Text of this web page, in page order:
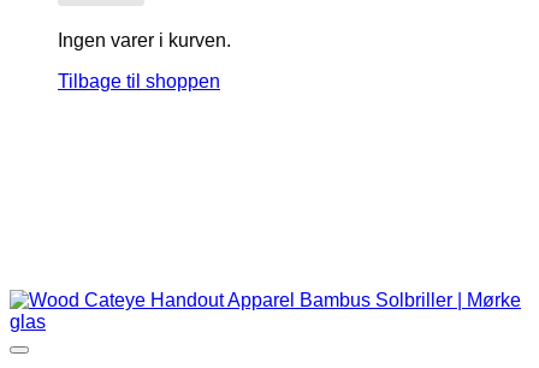
Ingen varer i kurven.
Tilbage til shoppen